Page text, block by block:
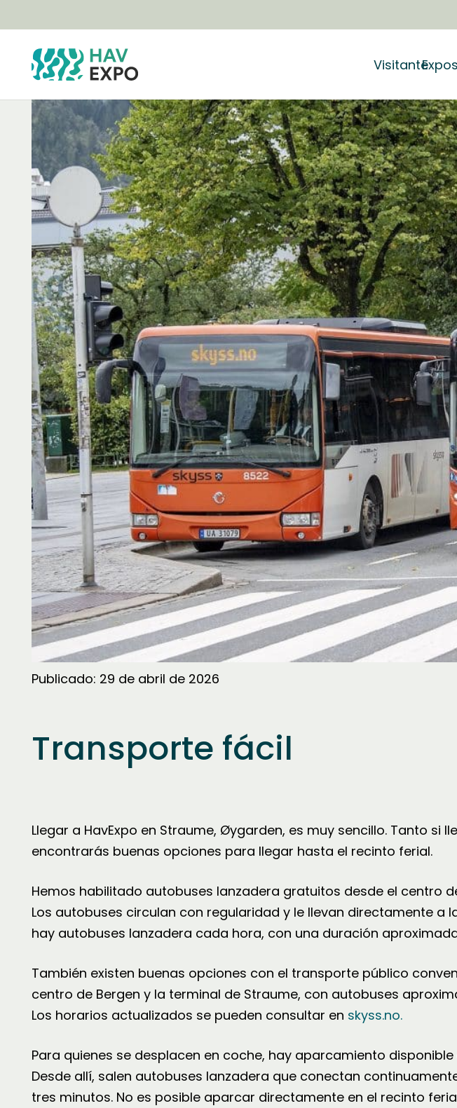
Visitante
Publicado: 29 de abril de 2026
Transporte fácil
Llegar a HavExpo en Straume, Øygarden, es muy sencillo. Tanto si
encontrarás buenas opciones para llegar hasta el recinto ferial.
Hemos habilitado autobuses lanzadera gratuitos desde el centro
Los autobuses circulan con regularidad y le llevan directamente a
hay autobuses lanzadera cada hora, con una duración
También existen buenas opciones con el transporte público
centro de Bergen y la terminal de Straume, con autobuses
Los horarios actualizados se pueden consultar en skyss.no.
Para quienes se desplacen en coche, hay aparcamiento
Desde allí, salen autobuses lanzadera que conectan
tres minutos. No es posible aparcar directamente en el recinto